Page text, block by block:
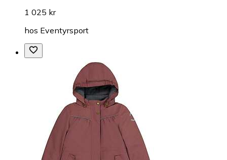
1 025 kr
hos Eventyrsport